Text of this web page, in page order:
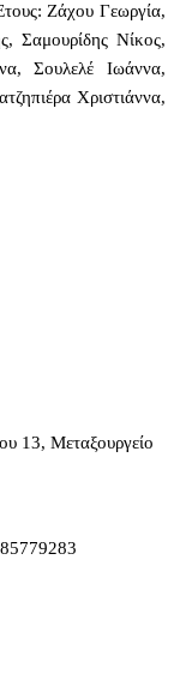
Ζάχου Γεωργία,
Σαμουρίδης Νίκος,
Σουλελέ Ιωάννα,
Χριστιάννα,
13, Μεταξουργείο